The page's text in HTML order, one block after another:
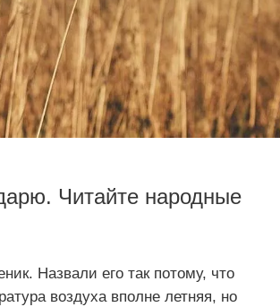
Читайте народные
Назвали его так потому, что
воздуха вполне летняя, но